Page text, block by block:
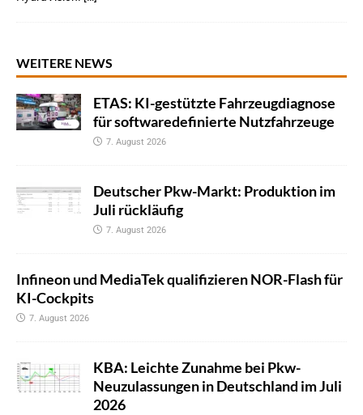
WEITERE NEWS
ETAS: KI-gestützte Fahrzeugdiagnose
für softwaredefinierte Nutzfahrzeuge
7. August 2026
Deutscher Pkw-Markt: Produktion im
Juli rückläufig
7. August 2026
Infineon und MediaTek qualifizieren NOR-Flash für
KI-Cockpits
7. August 2026
KBA: Leichte Zunahme bei Pkw-
Neuzulassungen in Deutschland im Juli
2026